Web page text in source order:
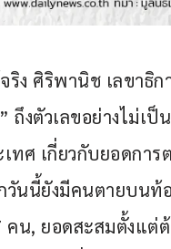
ง ศิริพานิช เลขาธิ
ถึงตัวเลขอย่างไม่เ
ทศ เกี่ยวกับยอดกา
วันนี้ยังมีคนตายบนท้
คน, ยอดสะสมตั้งแต่